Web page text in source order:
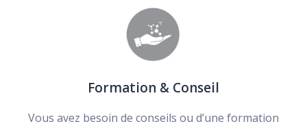
Formation & Conseil
Vous avez besoin de conseils ou d’une formation